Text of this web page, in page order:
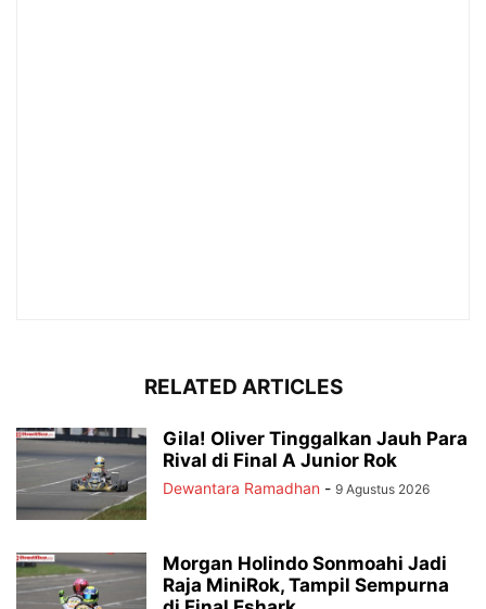
RELATED ARTICLES
Gila! Oliver Tinggalkan Jauh Para
Rival di Final A Junior Rok
Dewantara Ramadhan - 9 Agustus 2026
Morgan Holindo Sonmoahi Jadi
Raja MiniRok, Tampil Sempurna